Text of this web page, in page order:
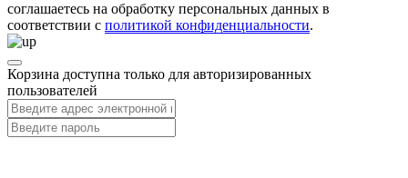
соглашаетесь на обработку персональных данных в
соответствии с политикой конфиденциальности.
Корзина доступна только для авторизированных
пользователей